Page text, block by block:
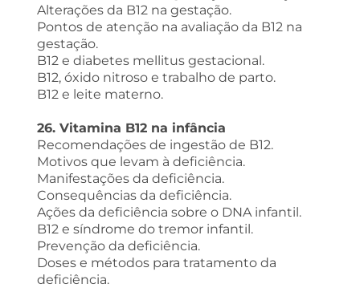
Alterações da B12 na gestação.
Pontos de atenção na avaliação da B12 na
gestação.
B12 e diabetes mellitus gestacional.
B12, óxido nitroso e trabalho de parto.
B12 e leite materno.
26. Vitamina B12 na infância
Recomendações de ingestão de B12.
Motivos que levam à deficiência.
Manifestações da deficiência.
Consequências da deficiência.
Ações da deficiência sobre o DNA infantil.
B12 e síndrome do tremor infantil.
Prevenção da deficiência.
Doses e métodos para tratamento da
deficiência.